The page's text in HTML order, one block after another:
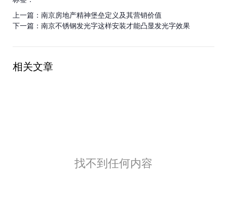
上一篇： 南京房地产精神堡垒定义及其营销价值
下一篇： 南京不锈钢发光字这样安装才能凸显发光字效果
相关文章
找不到任何内容